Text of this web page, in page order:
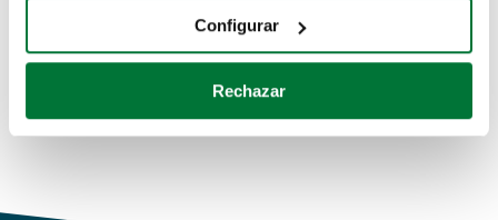
Identificar su dispositivo analizándolo activamente
para buscar características específicas (huellas
Obtenga más información sobre cómo se procesan sus
Configurar
Rechazar